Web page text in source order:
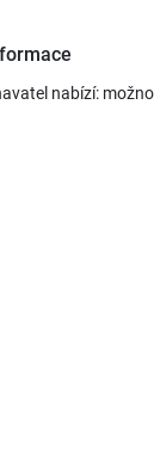
nabízí: